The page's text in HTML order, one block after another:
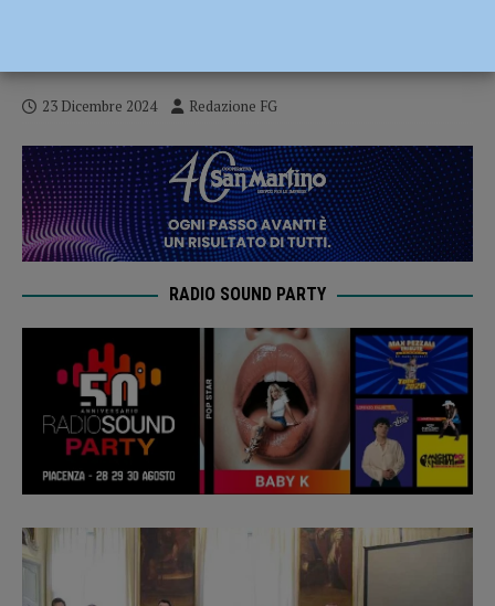
23 Dicembre 2024 Redazione FG
RADIO SOUND PARTY